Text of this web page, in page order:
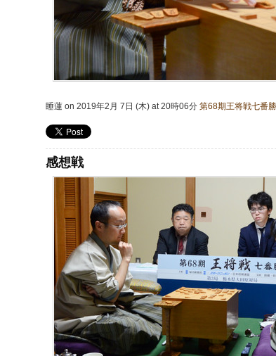
睡蓮 on 2019年2月 7日 (木) at 20時06分 第68期王将戦七番
感想戦